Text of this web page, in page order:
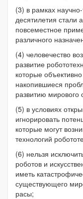
(3) в рамках
десятилетия стали
повсеместное
различного
(4) человечество
развитие
которые
накопившиеся
развитию мирового
(5) в условиях
игнорировать
которые могут
технологий
(6) нельзя
роботов и
иметь
существующего
расы;